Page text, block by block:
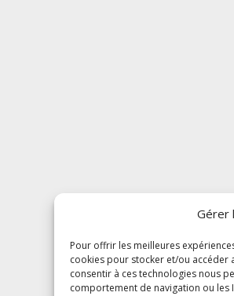
Gérer
Pour offrir les meilleures
cookies pour stocker et/ou accéder
consentir à ces technologies nous
comportement de navigation ou les